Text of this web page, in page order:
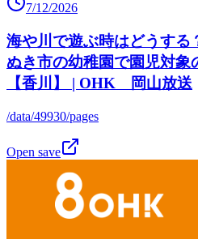
7/12/2026
海や川で遊ぶ時はどうする
ぬき市の幼稚園で園児対象
【香川】 | OHK 岡山放送
/data/49930/pages
Open save